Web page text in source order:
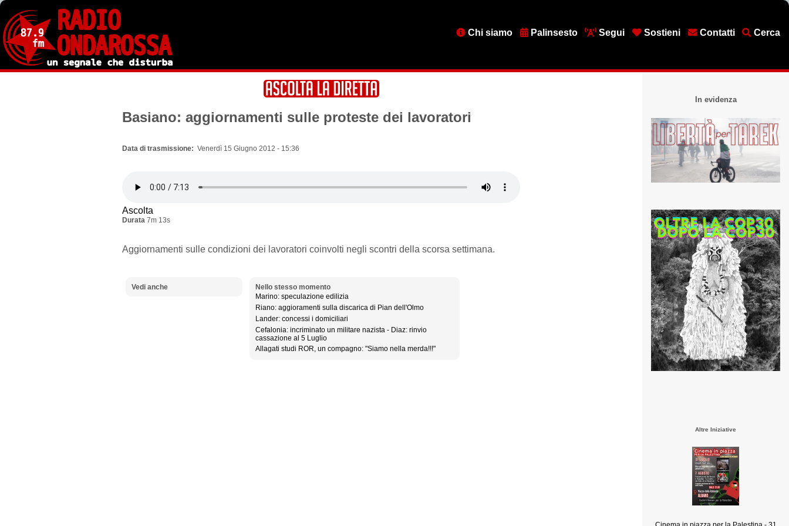
Salta
contenuto
principale
MenuChi siamo Palinsesto Segui Sostieni Contatti Cerca
Basiano: aggiornamenti sulle proteste dei lavoratori
Data di trasmissione Venerdì 15 Giugno 2012 - 15:36
Ascolta
Durata 7m 13s
Aggiornamenti sulle condizioni dei lavoratori coinvolti negli scontri della scorsa settimana.
Vedi anche
Nello stesso momento
Marino: speculazione edilizia
Riano: aggioramenti sulla discarica di Pian dell'Olmo
Lander: concessi i domiciliari
Cefalonia: incriminato un militare nazista - Diaz: rinvio
cassazione al 5 Luglio
Allagati studi ROR, un compagno: "Siamo nella merda!!!"
In evidenza
Altre Iniziative